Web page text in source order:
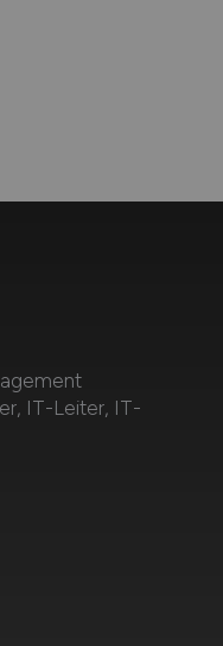
IT-Leiter, IT-